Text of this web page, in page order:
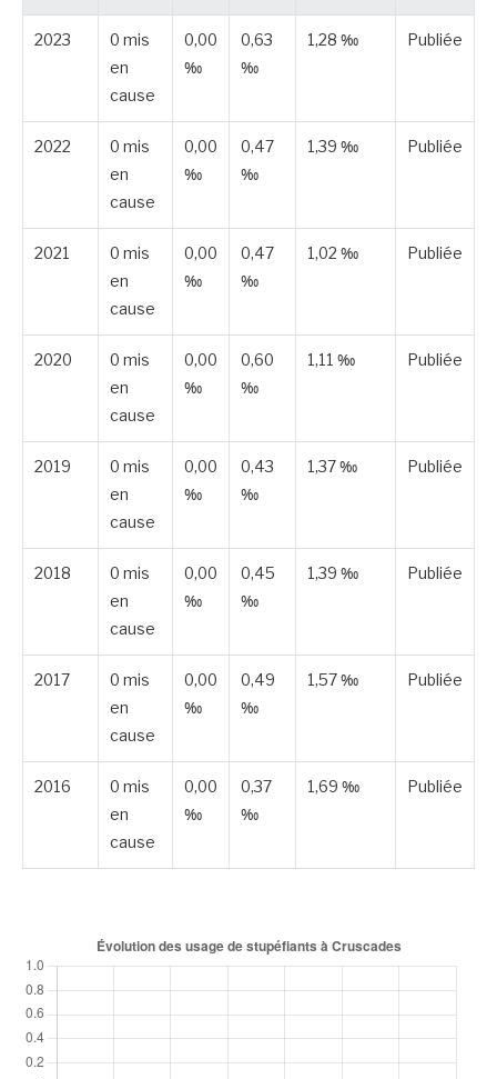
2023
0 mis
en
cause
0,00
‰
0,63
‰
1,28 ‰ Publiée
2022
0 mis
en
cause
0,00
‰
0,47
‰
1,39 ‰ Publiée
2021
0 mis
en
cause
0,00
‰
0,47
‰
1,02 ‰ Publiée
2020
0 mis
en
cause
0,00
‰
0,60
‰
1,11 ‰ Publiée
2019
0 mis
en
cause
0,00
‰
0,43
‰
1,37 ‰ Publiée
2018
0 mis
en
cause
0,00
‰
0,45
‰
1,39 ‰ Publiée
2017
0 mis
en
cause
0,00
‰
0,49
‰
1,57 ‰ Publiée
2016
0 mis
en
cause
0,00
‰
0,37
‰
1,69 ‰ Publiée